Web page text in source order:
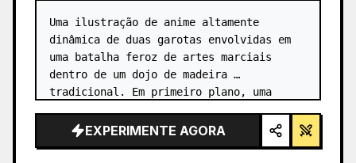
Uma ilustração de anime altamente
dinâmica de duas garotas envolvidas em
uma batalha feroz de artes marciais
dentro de um dojo de madeira
tradicional. Em primeiro plano, uma
hair" default="cabelo preto em um coque
alto co…
EXPERIMENTE AGORA